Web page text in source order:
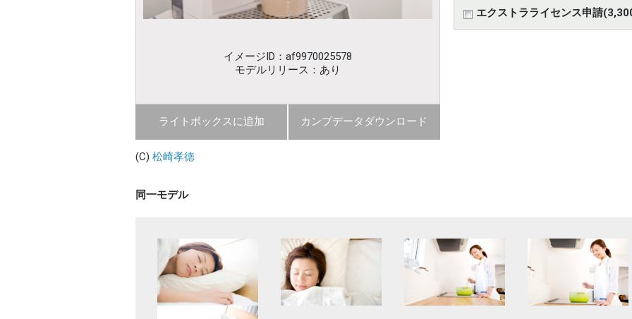
イメージID：af9970025578
モデルリリース：あり
ライトボックスに追加 カンプデータダウンロード
エクストラライセンス申請
(C) 松崎孝徳
同一モデル